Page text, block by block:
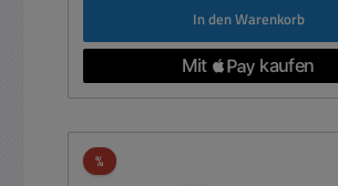
In den Warenkorb
%Rabatt